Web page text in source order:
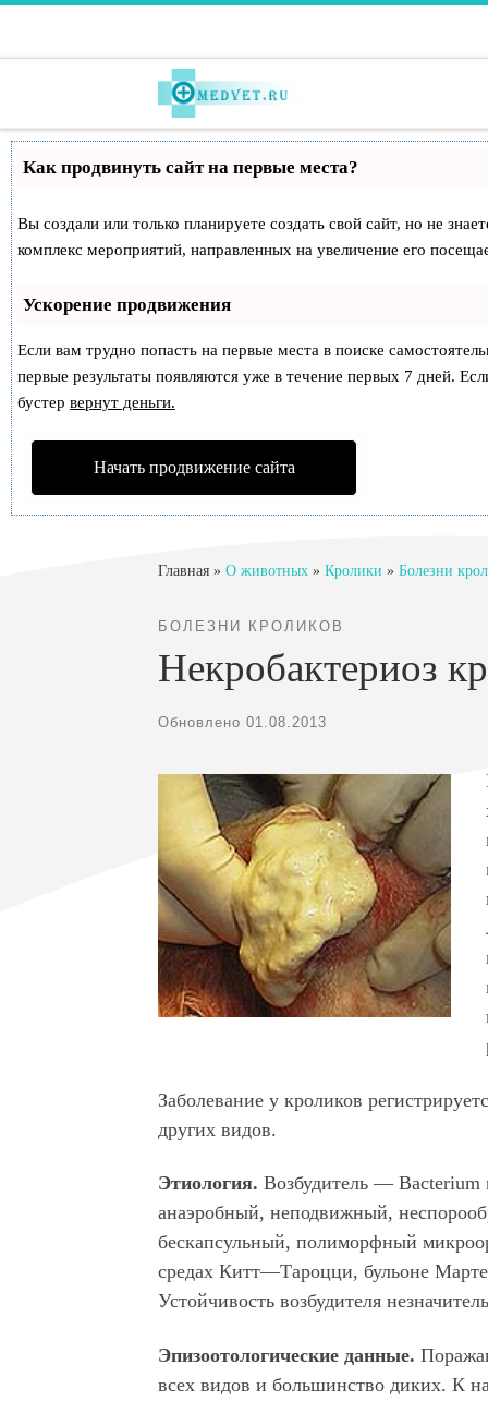
Как продвинуть сайт на первые места?
Вы создали или только планируете создать свой сайт, но не
комплекс мероприятий, направленных на увеличение его
Ускорение продвижения
Если вам трудно попасть на первые места в поиске
первые результаты появляются уже в течение первых 7 дней.
бустер вернут деньги.
Начать продвижение сайта
Главная » О животных » Кролики » Болезни
БОЛЕЗНИ КРОЛИКОВ
Некробактериоз
Обновлено 01.08.2013
Заболевание у кроликов
других видов.
Этиология. Возбудитель — Bacterium
анаэробный, неподвижный,
бескапсульный, полиморфный
средах Китт—Тароцци, бульоне
Устойчивость возбудителя
Эпизоотологические данные.
всех видов и большинство диких. К